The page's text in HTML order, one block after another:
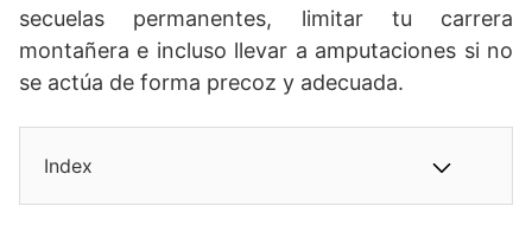
secuelas permanentes, limitar tu carrera
montañera e incluso llevar a amputaciones si no
se actúa de forma precoz y adecuada.
Index